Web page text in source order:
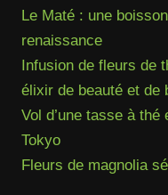
Le Maté : une
renaissance
Infusion de fleurs de
élixir de beauté et de
Vol d’une tasse à
Tokyo
Fleurs de magnolia